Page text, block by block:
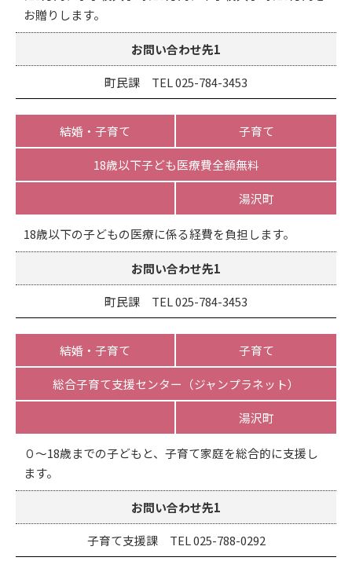
お贈りします。
お問い合わせ先1
町民課 TEL 025-784-3453
結婚・子育て 子育て
18歳以下子ども医療費全額無料
湯沢町
18歳以下の子どもの医療に係る経費を負担します。
お問い合わせ先1
町民課 TEL 025-784-3453
結婚・子育て 子育て
総合子育て支援センター（ジャンプラネット）
湯沢町
０～18歳までの子どもと、子育て家庭を総合的に支援し
ます。
お問い合わせ先1
子育て支援課 TEL 025-788-0292